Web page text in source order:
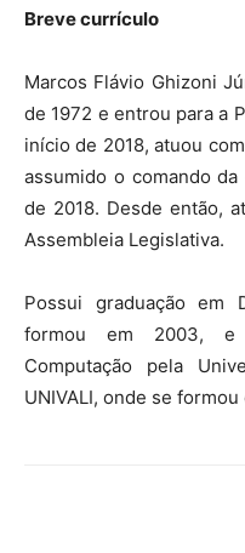
Breve currículo
Marcos Flávio Ghizoni
de 1972 e entrou para a
início de 2018, atuou
assumido o comando
de 2018. Desde então,
Assembleia Legislativa.
Possui graduação em
formou em 2003, e
Computação pela
UNIVALI, onde se formou